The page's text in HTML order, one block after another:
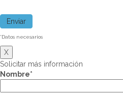
*Datos necesarios
X
Solicitar más información
Nombre*